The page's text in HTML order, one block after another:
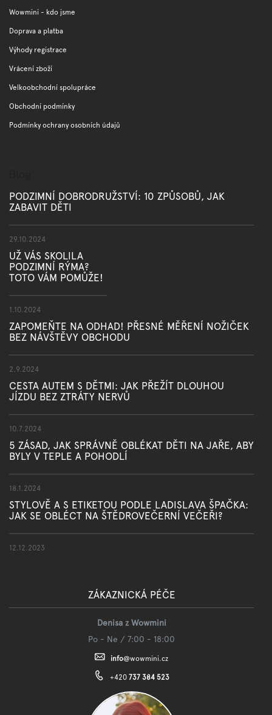
Wowmini - kdo jsme
Doprava a platba
Výhody registrace
Vrácení zboží
Velkoobchodní spolupráce
Obchodní podmínky
Podmínky ochrany osobních údajů
PODZIMNÍ DOBRODRUŽSTVÍ: 10 ZPŮSOBŮ, JAK
ZABAVIT DĚTI
29.10.2024
UŽ VÁS SKOLILA
PODZIMNÍ RÝMA?
TOTO VÁM POMŮŽE!
1.10.2024
ZAPOMEŇTE NA ODHAD! PŘESNÉ MĚŘENÍ NOŽIČEK
BEZ NÁVŠTĚVY OBCHODU
2.9.2024
CESTA AUTEM S DĚTMI: JAK PŘEŽÍT DLOUHOU
JÍZDU BEZ ZTRÁTY NERVŮ
10.7.2024
5 ZÁSAD, JAK SPRÁVNĚ OBLÉKAT DĚTI NA JAŘE, ABY
BYLY V TEPLE A POHODLÍ
18.1.2024
STYLOVĚ A S ETIKETOU PODLE LADISLAVA ŠPAČKA:
JAK SE OBLÉCT NA ŠTĚDROVEČERNÍ VEČEŘI?
12.12.2023
ZÁKAZNICKÁ PÉČE
Denisa z Wowmini
Po - Ne / 7:00 - 18:00
info@wowmini.cz
+420 737 384 523